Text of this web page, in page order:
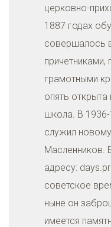
церковно-
1887 годах
совершалось
грамотными
опять
школа. В
служил
Масленников.
адресу:
советское
ныне он
имеется